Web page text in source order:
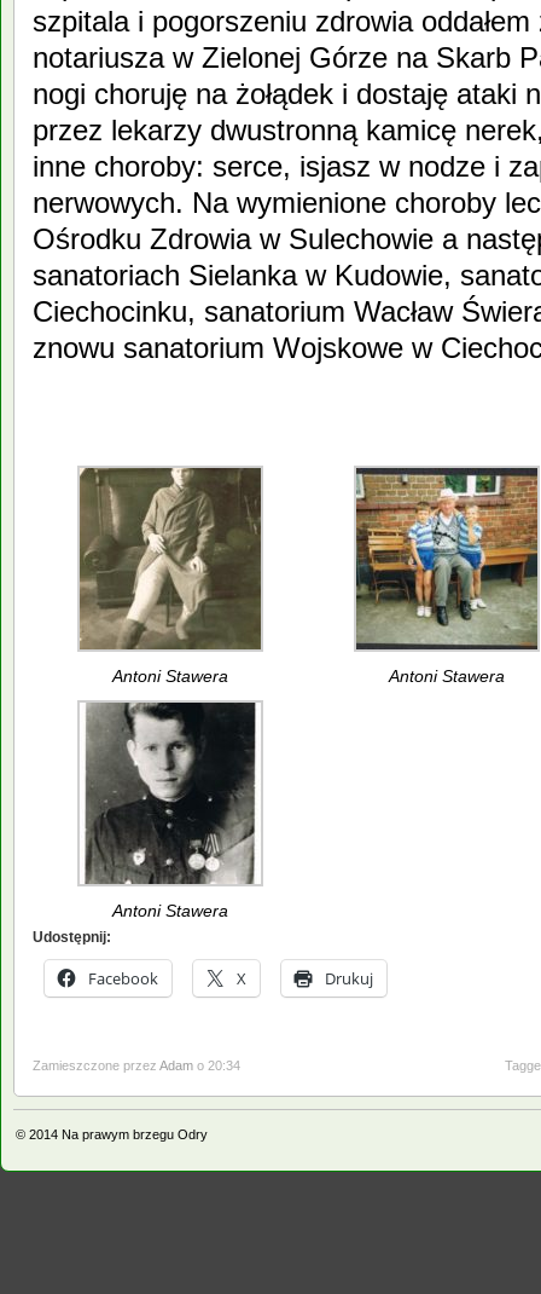
szpitala i pogorszeniu zdrowia
notariusza w Zielonej Górze na Skarb
nogi choruję na żołądek i dostaję ataki
przez lekarzy dwustronną kamicę
inne choroby: serce, isjasz w nodze i
nerwowych. Na wymienione choroby
Ośrodku Zdrowia w Sulechowie a
sanatoriach Sielanka w Kudowie,
Ciechocinku, sanatorium Wacław
znowu sanatorium Wojskowe w
Antoni Stawera Antoni Stawera
Antoni Stawera
Udostępnij:
Facebook X Drukuj
Zamieszczone przez Adam o 20:34
© 2014 Na prawym brzegu Odry